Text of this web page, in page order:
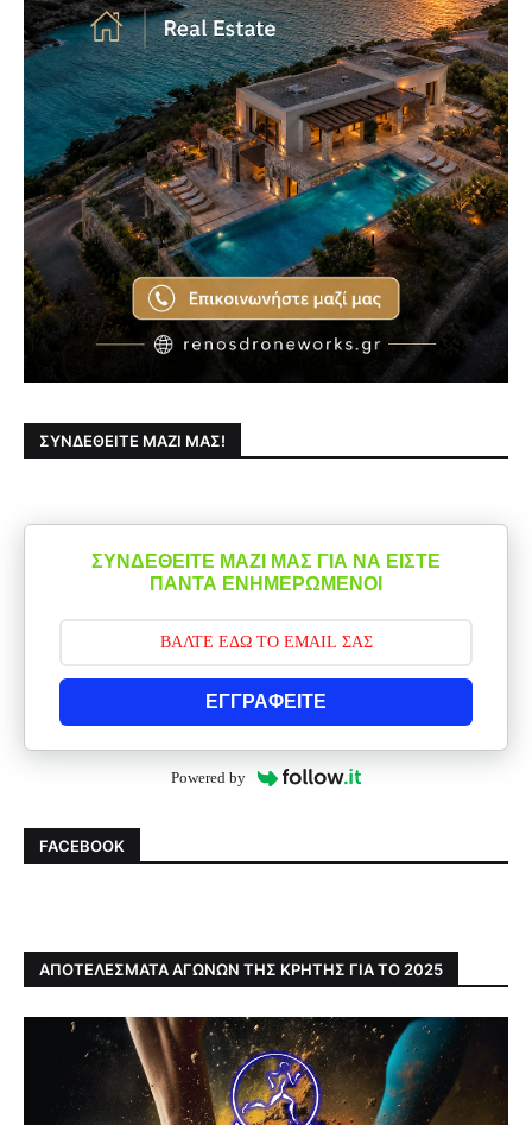
ΣΥΝΔΕΘΕΊΤΕ ΜΑΖΊ ΜΑΣ!
ΣΥΝΔΕΘΕΙΤΕ ΜΑΖΙ ΜΑΣ ΓΙΑ ΝΑ ΕΙΣΤΕ
ΠΑΝΤΑ ΕΝΗΜΕΡΩΜΕΝΟΙ
ΕΓΓΡΑΦΕΙΤΕ
Powered by
FACEBOOK
ΑΠΟΤΕΛΕΣΜΑΤΑ ΑΓΩΝΩΝ ΤΗΣ ΚΡΗΤΗΣ ΓΙΑ ΤΟ 2025